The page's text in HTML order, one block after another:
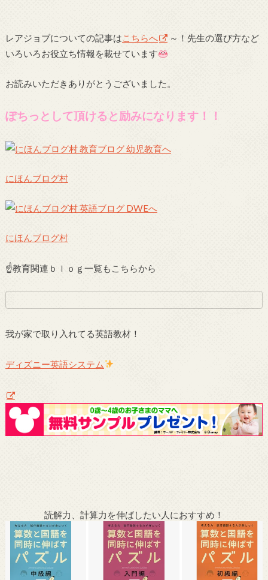
レアジョブについての記事はこちらへ
～！先生の選び方など
いろいろお役立ち情報を載せています
お読みいただきありがとうございました。
ぽちっとして頂けると励みになります！！
にほんブログ村
にほんブログ村
☝教育関連ｂｌｏｇ一覧もこちらから
我が家で取り入れてる英語教材！
ディズニー英語システム
読解力、計算力を伸ばしたい人におすすめ！